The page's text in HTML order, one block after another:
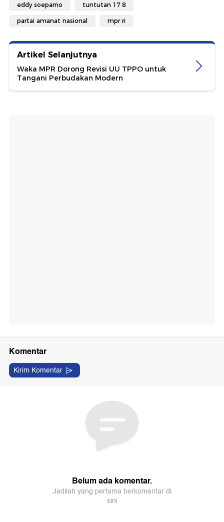
eddy soeparno tuntutan 17 8
partai amanat nasional mpr ri
Artikel Selanjutnya
Waka MPR Dorong Revisi UU TPPO untuk
Tangani Perbudakan Modern